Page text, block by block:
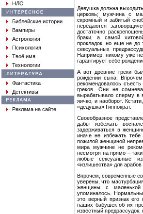
НЛО
Библейские истории
Вампиры
Астрология
Психология
Твоё имя
Технологии
Фантастика
Детективы
Реклама на сайте
Девушка должна
церковь; мужчина с
скромный и забитый
передаются
достаточно
браки, а самой
прокладок, но еще не до
сексуальных
Например, никому уже
гарантирует себе
А вот древние греки
рождении сына.
рекомендовалось
греков. Они не
вырабатывало сперму в
яичко, и наоборот.
«дедушка» Гиппократ.
Своеобразное
дабы избежать
задерживаться в
иначе не избежать
пожилой женщиной
мира мужчине не
несмотря на прямо –
любые сексуальные
«излишества» для арабов
Впрочем, современные
уверены, что
женщины с
упоминалось.
это верный признак его
наших бабушек об их
известный